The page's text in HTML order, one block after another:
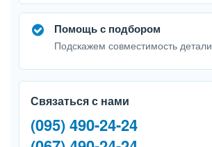
Помощь с подбором
Подскажем совместимость детали
Связаться с нами
(095) 490-24-24